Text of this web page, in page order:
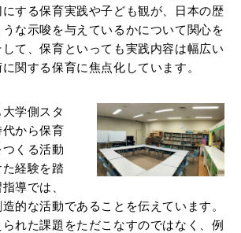
する保育実践や子ども観が、日本の歴
な示唆を与えているかについて関心を
て、保育といっても実践内容は幅広い
関する保育に焦点化しています。
学側スタ
から保育
くる活動
経験を踏
導では、
的な活動であることを伝えています。
れた課題をただこなすのではなく、例